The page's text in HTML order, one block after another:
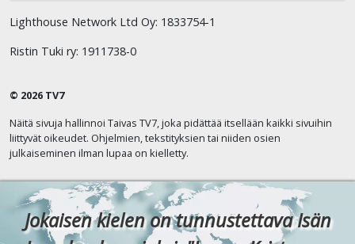
Lighthouse Network Ltd Oy: 1833754-1
Ristin Tuki ry: 1911738-0
© 2026 TV7
Näitä sivuja hallinnoi Taivas TV7, joka pidättää itsellään kaikki sivuihin
liittyvät oikeudet. Ohjelmien, tekstityksien tai niiden osien
julkaiseminen ilman lupaa on kielletty.
Jokaisen kielen on tunnustettava Isän